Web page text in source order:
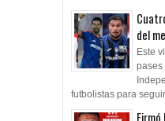
del
Este
pases
futbolistas para